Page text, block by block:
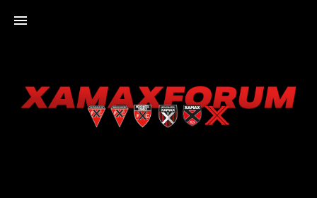
XAMAXFORUM